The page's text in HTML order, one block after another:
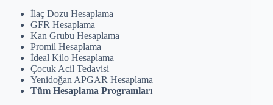
İlaç Dozu Hesaplama
GFR Hesaplama
Kan Grubu Hesaplama
Promil Hesaplama
İdeal Kilo Hesaplama
Çocuk Acil Tedavisi
Yenidoğan APGAR Hesaplama
Tüm Hesaplama Programları